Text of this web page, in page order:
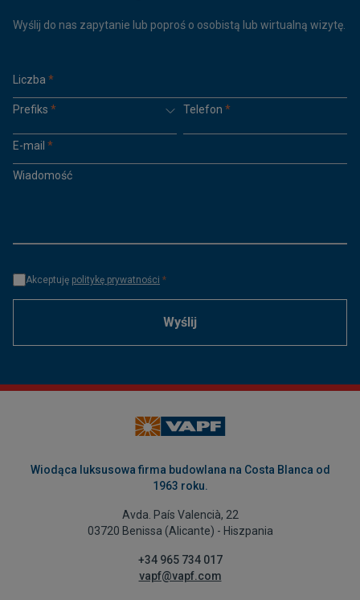
Wyślij do nas zapytanie lub poproś o osobistą lub wirtualną wizytę.
Liczba *
Prefiks * Telefon *
E-mail *
Wiadomość
Akceptuję politykę prywatności *
Wyślij
Wiodąca luksusowa firma budowlana na Costa Blanca od
1963 roku.
Avda. País Valencià, 22
03720 Benissa (Alicante) - Hiszpania
+34 965 734 017
vapf@vapf.com